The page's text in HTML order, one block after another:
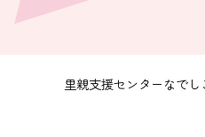
里親支援センターなでし